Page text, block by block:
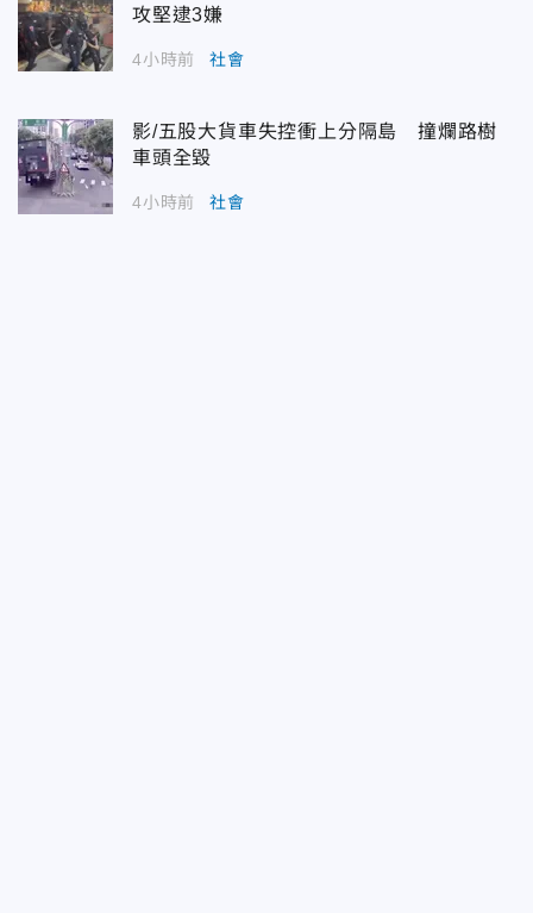
攻堅逮3嫌
4小時前 社會
影/五股大貨車失控衝上分隔島 撞爛路樹
車頭全毀
4小時前 社會